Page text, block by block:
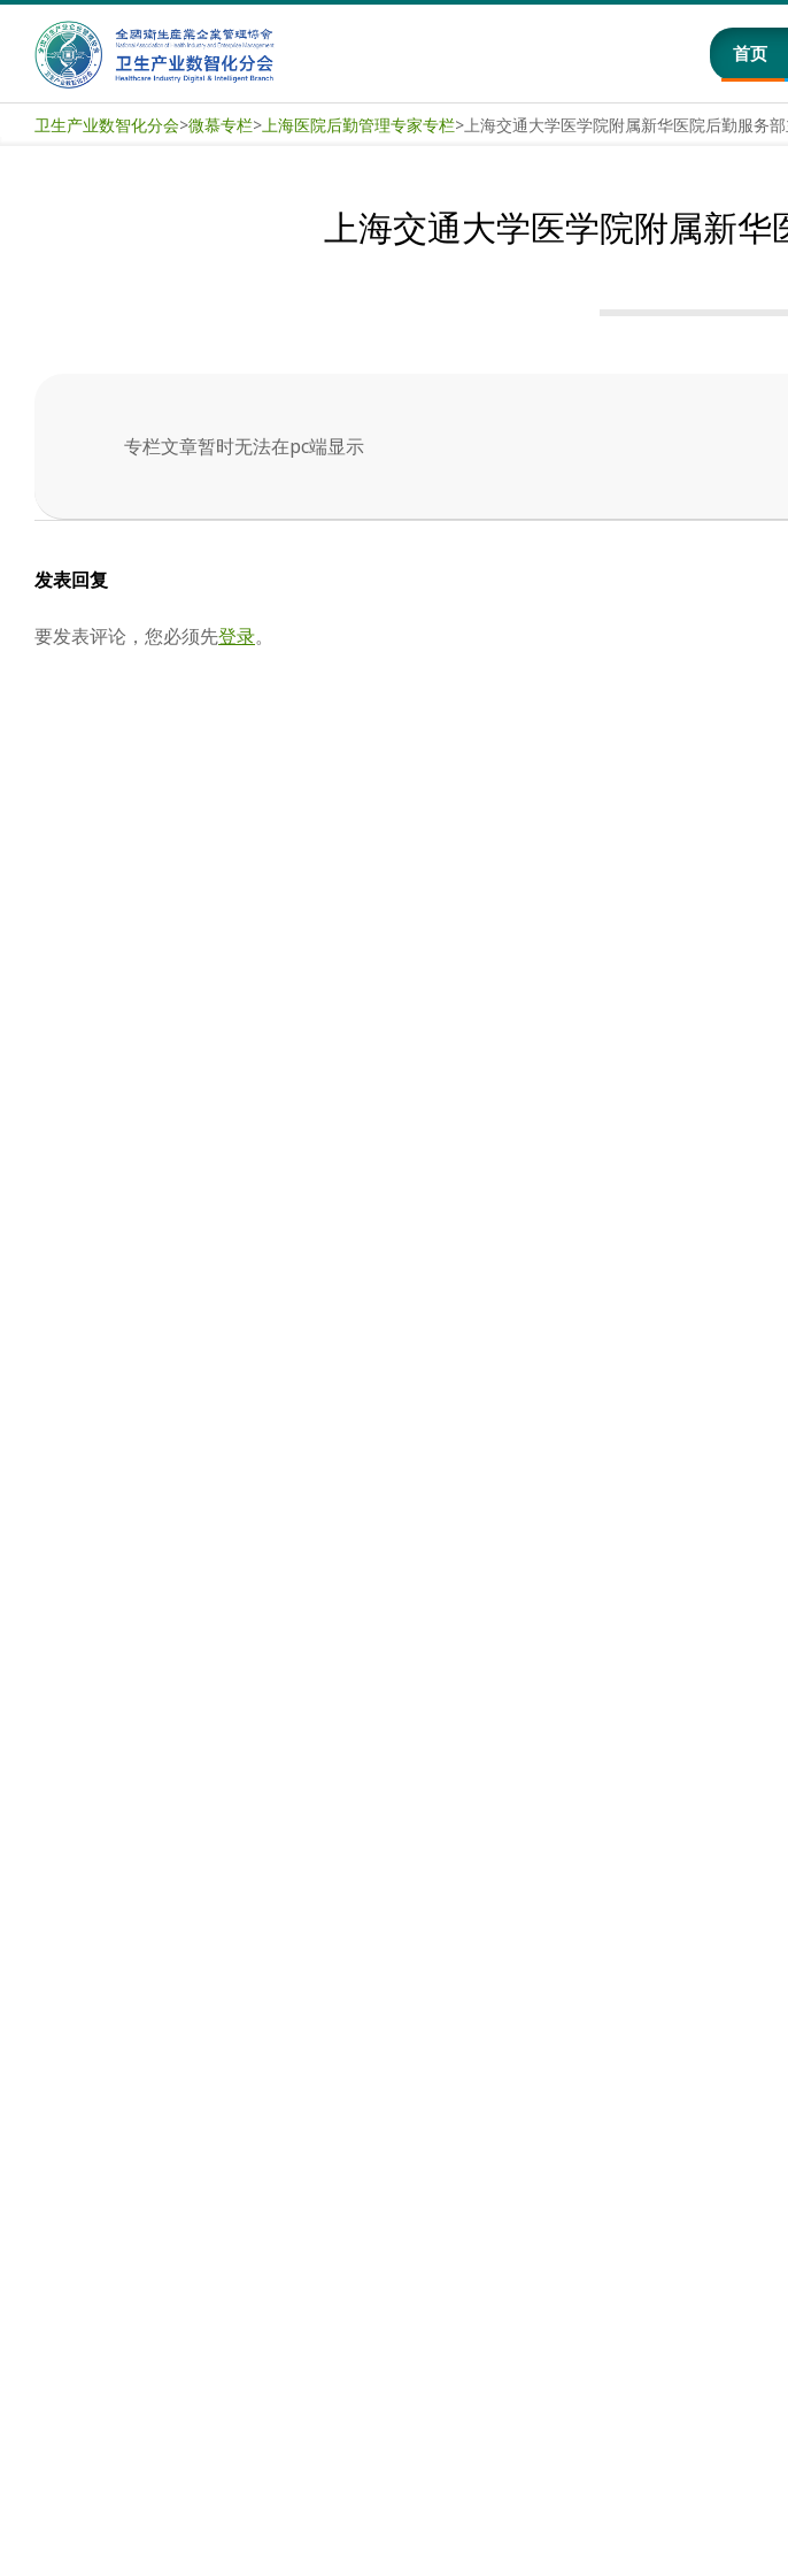
content卫
分
会
首页
卫生产业数智化分会>微慕专栏>上海医院后勤管理专家专栏>
上海交通大学医学院附属新
专栏文章暂时无法在pc端显示
04-
发表回复
要发表评论，您必须先登录。